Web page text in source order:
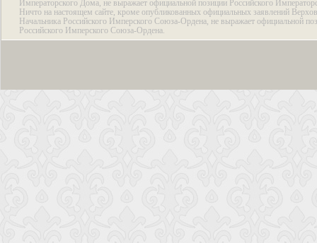
Императорского Дома, не выражает официальной позиции Российского
Ничто на настоящем сайте, кроме опубликованных официальных заявлений
Начальника Российского Имперского Союза-Ордена, не выражает официальной
Российского Имперского Союза-Ордена.